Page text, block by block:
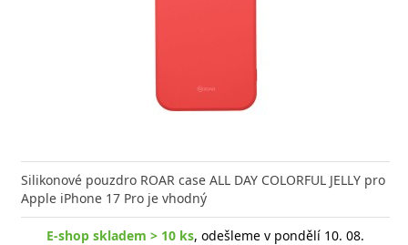
Silikonové pouzdro ROAR case ALL DAY COLORFUL JELLY pro
Apple iPhone 17 Pro je vhodný
E-shop skladem > 10 ks, odešleme v pondělí 10. 08.